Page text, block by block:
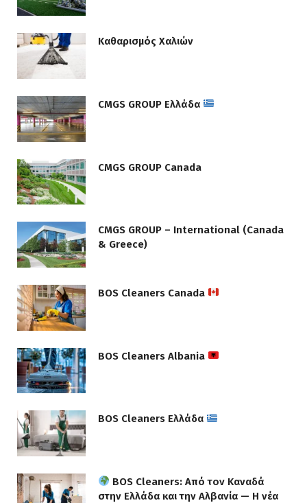
Καθαρισμός Χαλιών
CMGS GROUP Ελλάδα
CMGS GROUP Canada
CMGS GROUP – International (Canada
& Greece)
BOS Cleaners Canada
BOS Cleaners Albania
BOS Cleaners Ελλάδα
BOS Cleaners: Από τον Καναδά
στην Ελλάδα και την Αλβανία — Η νέα